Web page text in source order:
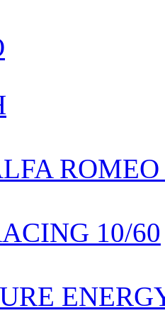
10/60